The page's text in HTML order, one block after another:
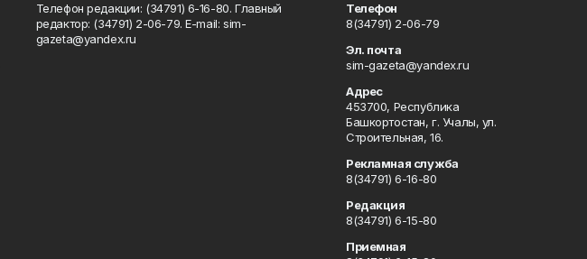
Телефон редакции: (34791) 6-16-80. Главный
редактор: (34791) 2-06-79. Е-mаil: sim-
gazeta@yandex.ru
Телефон
8(34791) 2-06-79
Эл. почта
sim-gazeta@yandex.ru
Адрес
453700, Республика
Башкортостан, г. Учалы, ул.
Строительная, 16.
Рекламная служба
8(34791) 6-16-80
Редакция
8(34791) 6-15-80
Приемная